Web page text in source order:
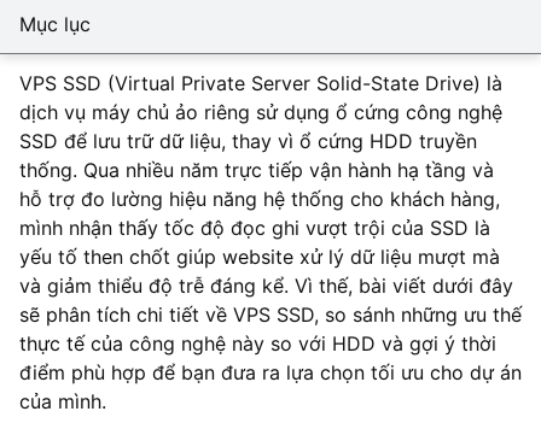
Mục lục
VPS SSD (Virtual Private Server Solid-State Drive) là
dịch vụ máy chủ ảo riêng sử dụng ổ cứng công nghệ
SSD để lưu trữ dữ liệu, thay vì ổ cứng HDD truyền
thống. Qua nhiều năm trực tiếp vận hành hạ tầng và
hỗ trợ đo lường hiệu năng hệ thống cho khách hàng,
mình nhận thấy tốc độ đọc ghi vượt trội của SSD là
yếu tố then chốt giúp website xử lý dữ liệu mượt mà
và giảm thiểu độ trễ đáng kể. Vì thế, bài viết dưới đây
sẽ phân tích chi tiết về VPS SSD, so sánh những ưu thế
thực tế của công nghệ này so với HDD và gợi ý thời
điểm phù hợp để bạn đưa ra lựa chọn tối ưu cho dự án
của mình.